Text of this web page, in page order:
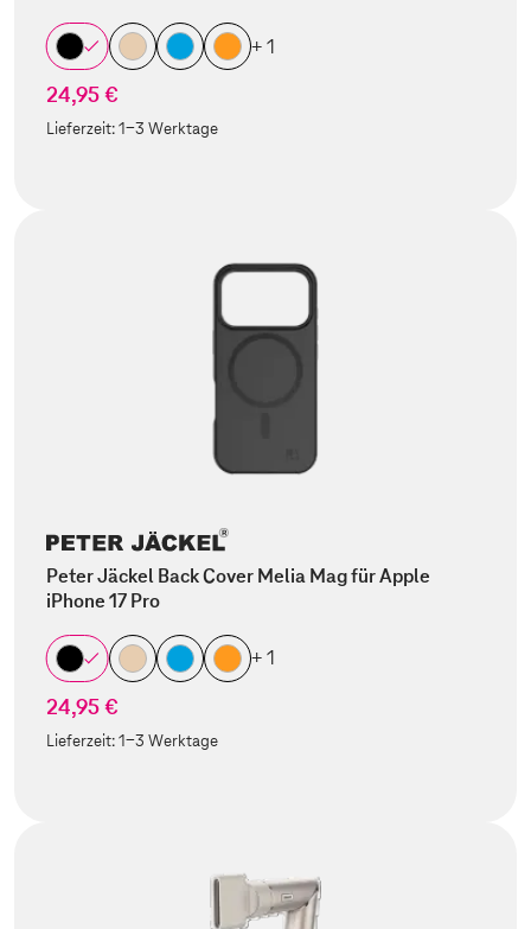
+ 1
24,95 €
Lieferzeit:1-3 Werktage
Peter Jäckel Back Cover Melia Mag für Apple
iPhone 17 Pro
+ 1
24,95 €
Lieferzeit:1-3 Werktage